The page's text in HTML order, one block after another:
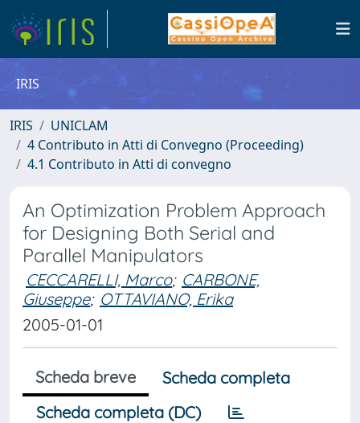
IRIS
IRIS
UNICLAM
4 Contributo in Atti di Convegno (Proceeding)
4.1 Contributo in Atti di convegno
An Optimization Problem Approach
for Designing Both Serial and
Parallel Manipulators
CECCARELLI, Marco; CARBONE,
Giuseppe; OTTAVIANO, Erika
2005-01-01
Scheda breve
Scheda completa
Scheda completa (DC)